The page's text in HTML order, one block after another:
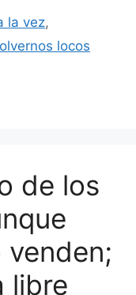
la vez,
locos
de los
libre